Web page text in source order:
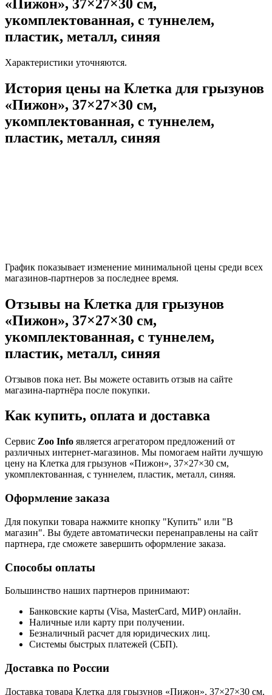
«Пижон», 37×27×30 см,
укомплектованная, с туннелем,
пластик, металл, синяя
Характеристики уточняются.
История цены на Клетка для грызунов
«Пижон», 37×27×30 см,
укомплектованная, с туннелем,
пластик, металл, синяя
График показывает изменение минимальной цены среди всех
магазинов-партнеров за последнее время.
Отзывы на Клетка для грызунов
«Пижон», 37×27×30 см,
укомплектованная, с туннелем,
пластик, металл, синяя
Отзывов пока нет. Вы можете оставить отзыв на сайте
магазина-партнёра после покупки.
Как купить, оплата и доставка
Сервис Zoo Info является агрегатором предложений от
различных интернет-магазинов. Мы помогаем найти лучшую
цену на Клетка для грызунов «Пижон», 37×27×30 см,
укомплектованная, с туннелем, пластик, металл, синяя.
Оформление заказа
Для покупки товара нажмите кнопку "Купить" или "В
магазин". Вы будете автоматически перенаправлены на сайт
партнера, где сможете завершить оформление заказа.
Способы оплаты
Большинство наших партнеров принимают:
Банковские карты (Visa, MasterCard, МИР) онлайн.
Наличные или карту при получении.
Безналичный расчет для юридических лиц.
Системы быстрых платежей (СБП).
Доставка по России
Доставка товара Клетка для грызунов «Пижон», 37×27×30 см,